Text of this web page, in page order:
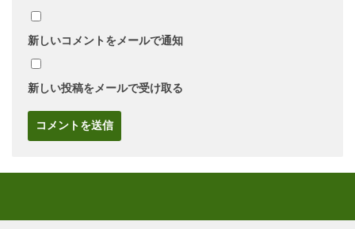
新しいコメントをメールで通知
新しい投稿をメールで受け取る